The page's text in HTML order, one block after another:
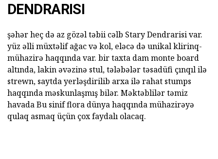
DENDRARISI
şəhər heç də az gözəl təbii cəlb Stary Dendrarisi var.
yüz əlli müxtəlif ağac və kol, eləcə də unikal klirinq-
mühazirə haqqında var. bir taxta dam monte board
altında, lakin əvəzinə stul, tələbələr təsadüfi çınqıl ilə
strewn, saytda yerləşdirilib arxa ilə rahat stumps
haqqında məskunlaşmış bilər. Məktəblilər təmiz
havada Bu sinif flora dünya haqqında mühazirəyə
qulaq asmaq üçün çox faydalı olacaq.